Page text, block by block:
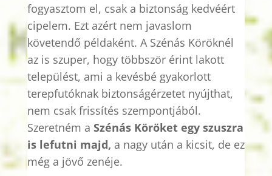
fogyasztom el, csak a biztonság kedvéért
cipelem. Ezt azért nem javaslom
követendő példaként. A Szénás Köröknél
az is szuper, hogy többször érint lakott
települést, ami a kevésbé gyakorlott
terepfutóknak biztonságérzetet nyújthat,
nem csak frissítés szempontjából.
Szeretném a Szénás Köröket egy szuszra
is lefutni majd, a nagy után a kicsit, de ez
még a jövő zenéje.